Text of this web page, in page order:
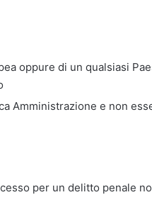
oppure di un qualsiasi
Amministrazione e non
per un delitto penale